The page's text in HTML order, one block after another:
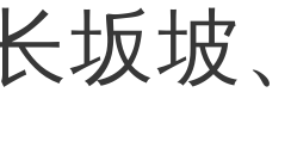
坂坡